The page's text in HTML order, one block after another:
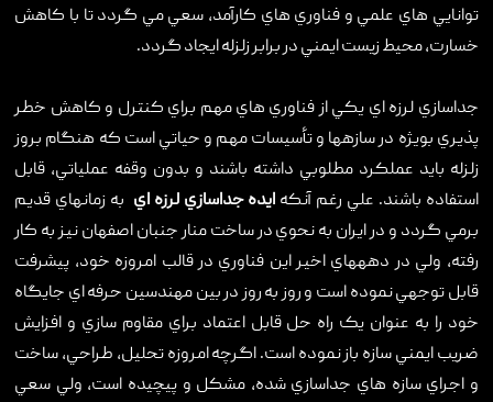
توانايي هاي علمي و فناوري هاي کارآمد، سعي مي گردد ‏تا با کاهش
خسارت، محيط زيست ايمني در برابر زلزله ايجاد گردد.
جداسازي لرزه اي يکي از فناوري هاي مهم براي کنترل و کاهش خطر
پذيري بويژه در سازهها و تأسيسات مهم و حياتي است که هنگام بروز
زلزله بايد عملکرد مطلوبي داشته باشند و بدون وقفه عملياتي، قابل
استفاده باشند. علي رغم آنکه ايده جداسازي لرزه اي به زمانهاي قديم
برمي گردد و در ايران به نحوي در ساخت منار جنبان اصفهان نيز به کار
رفته، ولي در دهههاي اخير اين فناوري در قالب امروزه خود، پيشرفت
قابل توجهي نموده است و روز به روز در بين مهندسين حرفه اي جايگاه
خود را به عنوان يک راه حل قابل اعتماد براي مقاوم سازي و افزايش
ضريب ايمني سازه باز نموده است. اگرچه امروزه تحليل، طراحي، ساخت
و اجراي سازه هاي جداسازي شده، مشکل و پيچيده است، ولي سعي